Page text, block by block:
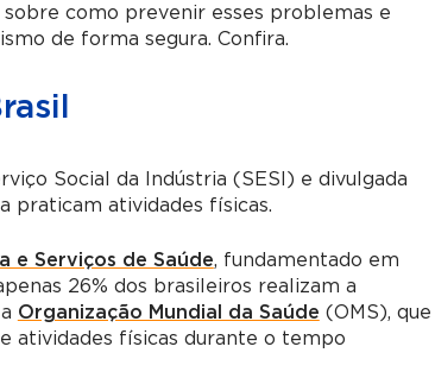
como prevenir esses problemas e
de forma segura. Confira.
Social da Indústria (SESI) e divulgada
praticam atividades físicas.
e Serviços de Saúde, fundamentado em
26% dos brasileiros realizam a
Organização Mundial da Saúde (OMS), que
atividades físicas durante o tempo